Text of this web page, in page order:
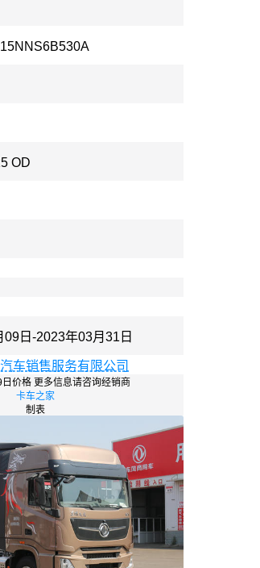
OD
09日-2023年03月31日
车销售服务有限公司
价格 更多信息请咨询经销商
卡车之家
制表